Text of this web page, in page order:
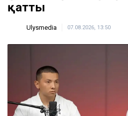
қатты
Ulysmedia 07.08.2026, 13:50